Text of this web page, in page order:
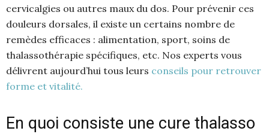
cervicalgies ou autres maux du dos. Pour prévenir ces
douleurs dorsales, il existe un certains nombre de
remèdes efficaces : alimentation, sport, soins de
thalassothérapie spécifiques, etc. Nos experts vous
délivrent aujourd’hui tous leurs conseils pour retrouver
forme et vitalité.
En quoi consiste une cure thalasso